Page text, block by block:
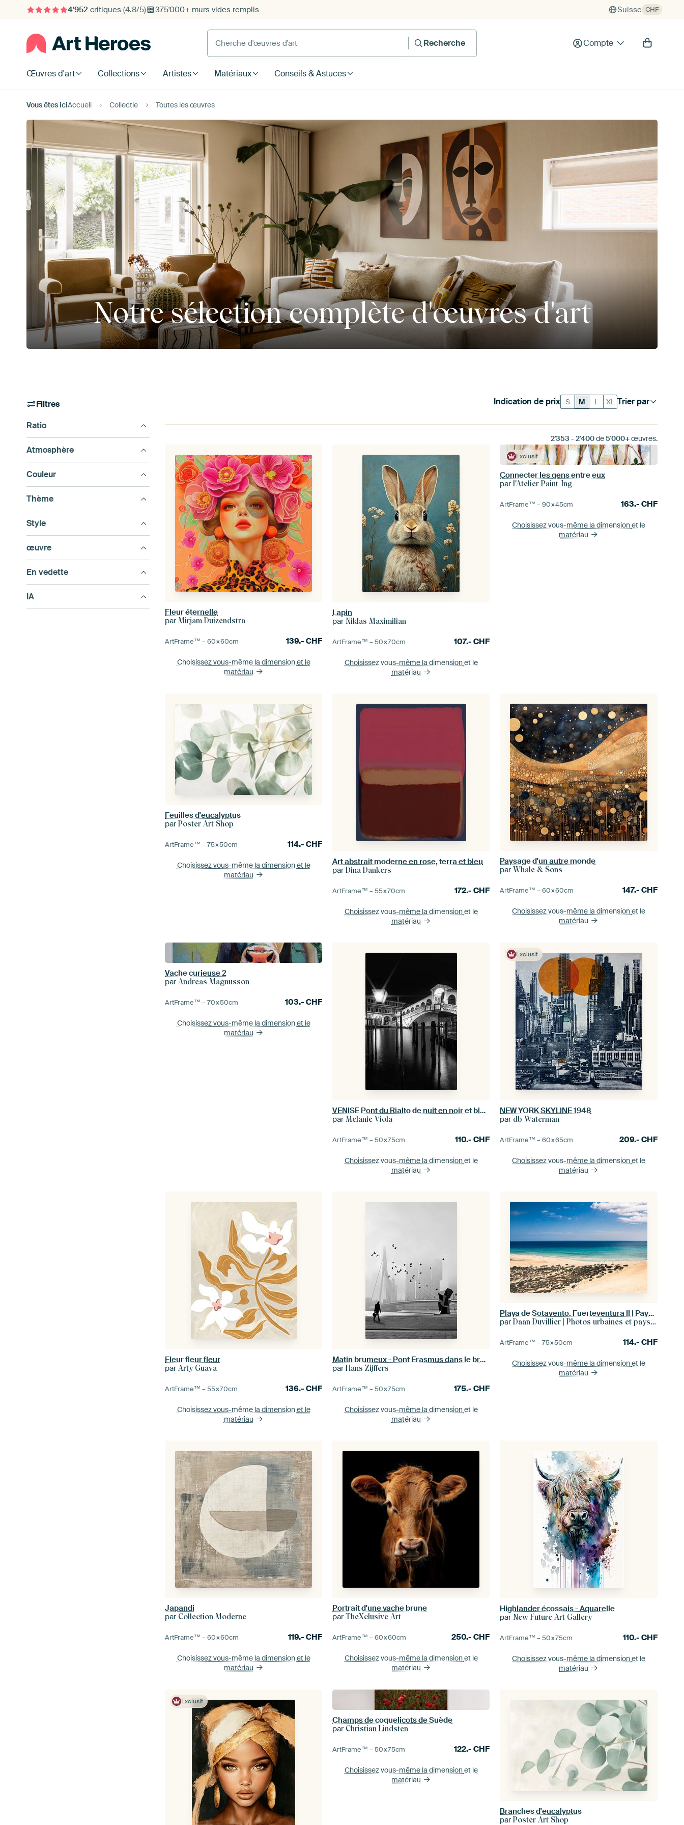
4'952critiques (4.8/5) 375'000+ murs vides remplis Suisse CHF
Cherche d'œuvres d'art
Recherche
Compte
Œuvres d'art Collections Artistes Matériaux Conseils & Astuces
Vous êtes iciAccueil Collectie Toutes les œuvres
Notre sélection complète d'œuvres d'art
Filtres
Ratio
Atmosphère
Couleur
Thème
Style
œuvre
En vedette
IA
Trier par
Indication de prix S M L XL
2'353 - 2'400de5'000+œuvres.
Fleur éternelle
parMirjam Duizendstra
ArtFrame™ –60×60cm 139.-CHF
Choisissez vous-même la dimensionet le
matériau
Lapin
par Niklas Maximilian
ArtFrame™ –50×70cm 107.-CHF
Choisissez vous-même la dimensionet le
matériau
Exclusif
Connecter les gens entre eux
parl'Atelier Paint-Ing
ArtFrame™ –90×45cm 163.- CHF
Choisissez vous-même la dimensionet le
matériau
Feuilles d'eucalyptus
parPoster Art Shop
ArtFrame™ –75×50cm 114.-CHF
Choisissez vous-même la dimensionet le
matériau
Art abstrait moderne en rose, terra et bleu
parDina Dankers
ArtFrame™ –55×70cm 172.-CHF
Choisissez vous-même la dimensionet le
matériau
Paysage d'un autre monde
parWhale & Sons
ArtFrame™ –60×60cm 147.- CHF
Choisissez vous-même la dimensionet le
matériau
Vache curieuse 2
parAndreas Magnusson
ArtFrame™ –70×50cm 103.-CHF
Choisissez vous-même la dimensionet le
matériau
VENISE Pont du Rialto de nuit en noir et blanc
parMelanie Viola
ArtFrame™ –50×75cm 110.-CHF
Choisissez vous-même la dimensionet le
matériau
Exclusif
NEW YORK SKYLINE 1948
par db Waterman
ArtFrame™ –60×65cm 209.- CHF
Choisissez vous-même la dimensionet le
matériau
Fleur fleur fleur
parArty Guava
ArtFrame™ –55×70cm 136.-CHF
Choisissez vous-même la dimensionet le
matériau
Matin brumeux - Pont Erasmus dans le brouillard (vu à vtwonen)
parHans Zijffers
ArtFrame™ –50×75cm 175.-CHF
Choisissez vous-même la dimensionet le
matériau
Playa de Sotavento, Fuerteventura II | Paysage | Photographie de voyage
parDaan Duvillier | Photos urbaines et paysages artistiques
ArtFrame™ –75×50cm 114.- CHF
Choisissez vous-même la dimensionet le
matériau
Japandi
par Collection Moderne
ArtFrame™ –60×60cm 119.-CHF
Choisissez vous-même la dimensionet le
matériau
Portrait d'une vache brune
parTheXclusive Art
ArtFrame™ –60×60cm 250.-CHF
Choisissez vous-même la dimensionet le
matériau
Highlander écossais - Aquarelle
par New Future Art Gallery
ArtFrame™ –50×75cm 110.- CHF
Choisissez vous-même la dimensionet le
matériau
Exclusif
Champs de coquelicots de Suède
par Christian Lindsten
ArtFrame™ –50×75cm 122.-CHF
Choisissez vous-même la dimensionet le
matériau
Branches d'eucalyptus
parPoster Art Shop